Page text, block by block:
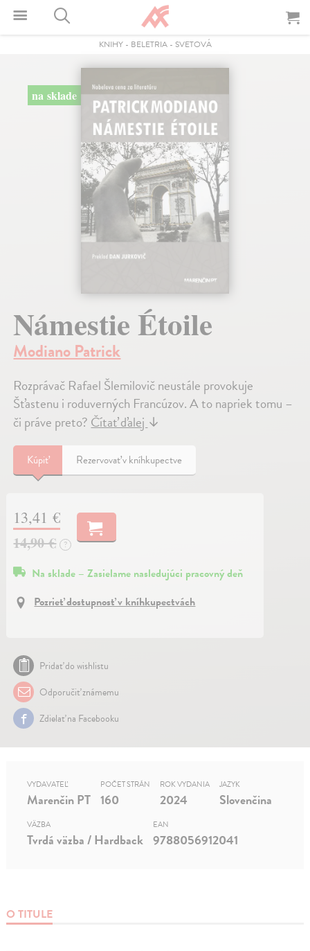
KNIHY- BELETRIA- SVETOVÁ
na sklade
Námestie Étoile
Modiano Patrick
Rozprávač Rafael Šlemilovič neustále provokuje
Šťastenu i roduverných Francúzov. A to napriek tomu –
či práve preto? Čítať ďalej ↓
Kúpiť Rezervovať v kníhkupectve
13,41 €
14,90 €
?
Na sklade – Zasielame nasledujúci pracovný deň
Pozrieť dostupnosť v kníhkupectvách
Pridať do wishlistu
Odporučiť známemu
Zdielať na Facebooku
O TITULE
VYDAVATEĽ
Marenčin PT
POČET STRÁN
160
ROK VYDANIA
2024
JAZYK
Slovenčina
VÄZBA
Tvrdá väzba / Hardback
EAN
9788056912041